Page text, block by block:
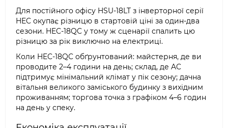
Для постійного офісу HSU-18LT з інверторної серії
HEC окупає різницю в стартовій ціні за один-два
сезони. HEC-18QC у тому ж сценарії спалить цю
різницю за рік виключно на електриці.
Коли HEC-18QC обґрунтований: майстерня, де ви
проводите 2–4 години на день; склад, де AC
підтримує мінімальний клімат у пік сезону; дачна
вітальня великого заміського будинку з вихідним
проживанням; торгова точка з графіком 4–6 годин
на день у спеку.